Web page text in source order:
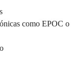
como EPOC o